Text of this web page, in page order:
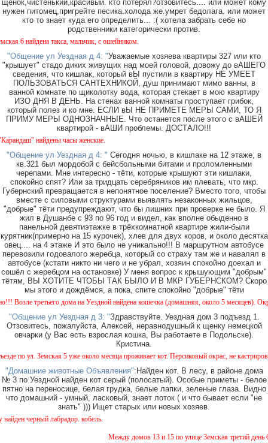
щенок,чистенький,красивый. кто потерял?отзовитесь.... или может кому
нужен питомец,пригрейте песика.холода же.умрет бедолага. или может
кто то знает куда его определить... :( хотела забрать себе но
родственники категорически против.
6 найдена такса, мальчик, с ошейником.
"Общение ул Уездная д 4: "Уважаемые хозяева квартиры 327 или кто
"крышует" стадо диких живущих над моей головой, довожу до вАШЕГО
сведения, что кишлак, который вЫ пустили в квартиру НЕ УМЕЕТ
ПОЛЬЗОВАТЬСЯ САНТЕХНИКОЙ, душ принимают мимо ванны, в
ванной комнате по щиколотку вода, которая стекает в мою квартиру
ИЗО ДНЯ В ДЕНЬ. На стенах ванной комнаты проступает грибок,
который полез и ко мне. ЕСЛИ вЫ НЕ ПРИМЕТЕ МЕРЫ САМИ, ТО Я
ПРИМУ МЕРЫ ОДНОЗНАЧНЫЕ. Что останется после этого с вАШЕЙ
квартирой - вАШИ проблемы. ДОСТАЛО!!!
найдены часы женские.
"Общение ул Уездная д 4: " Сегодня ночью, в кишлаке на 12 этаже, в
кв.321 был мордобой с бейсбольными битами и проломленными
черепами. Мне интересно - тёти, которые крышуют эти кишлаки,
спокойно спят? Или за тридцать серебряников им плевать, что мкр.
Губернский превращается в непонятное поселение? Вместо того, чтобы
вместе с силовыми структурами выявлять незаконных жильцов,
"добрые" тёти предупреждают, что бы лишних при проверке не было. Я
жил в Душанбе с 93 по 96 год и видел, как вполне обыденно в
панельной девятиэтажке в трёхкомнатной квартире жили-были
курятник(примерно на 15 курочек), хлев для двух коров, и около десятка
овец.... на 4 этаже И это было не уникально!!! В маршрутном автобусе
перевозили годовалого жеребца, который со страху там же и навалял в
автобусе (кстати никто ни чего и не убрал, хозяин спокойно доехал и
сошёл с жеребцом на остановке) У меня вопрос к крышующим "добрым"
тётям, ВЫ ХОТИТЕ ЧТОБЫ ТАК БЫЛО И В МКР ГУБЕРНСКОМ? Скоро
мы этого и дождёмся, а пока, спите спокойно "добрые" тёти
третьего дома на Уездной найдена кошечка (домашняя, около 5 месяцев). Окрас
"Общение ул Уездная д 3: "Здравствуйте. Уездная дом 3 подъезд 1.
Отзовитесь, пожалуйста, Алексей, неравнодушный к щенку немецкой
овчарки (у Вас есть взрослая кошка, Вы работаете в Подольске).
Кристина.
ул. Земская 5 уже около месяца проживает кот. Персиковый окрас, не
"Домашние животные Объявления": Найден кот. В лесу, в районе дома
№ 3 по Уездной найден кот серый (полосатый). Особые приметы - белое
пятно на переносице, белая грудка, белые лапки, зеленые глаза. Видно
что домашний - умный, ласковый, знает лоток ( и что бывает если "не
знать" ))) Ищет старых или новых хозяев.
черный лабрадор. кобель.
Между домов 13 и 15 по улице Земская третий день